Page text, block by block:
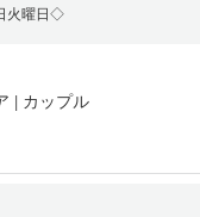
火曜日◇
| カップル